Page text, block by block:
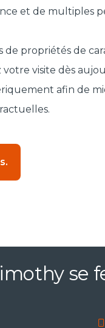
et de multiples
propriétés de
visite dès
afin de
se